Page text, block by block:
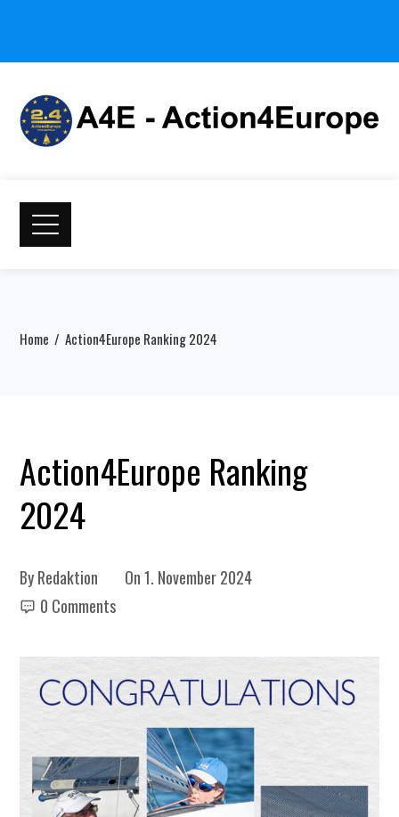
Home Action4Europe Ranking 2024
Action4Europe Ranking
2024
ByRedaktion On1. November 2024
0 Comments